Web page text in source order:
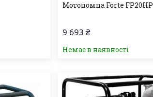
Мотопомпа Forte FP20HP
9 693 ₴
Немає в наявності